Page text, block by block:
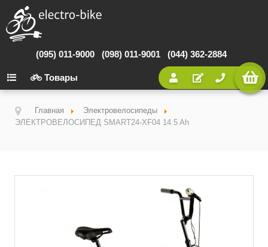
(095) 011-9000 (098) 011-9001 (044) 362-2884
Товары
Главная
Электровелосипеды
ЭЛЕКТРОВЕЛОСИПЕД SMART24-XF04 14.5 Ah